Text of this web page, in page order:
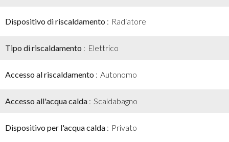
Dispositivo di riscaldamento Radiatore
Tipo di riscaldamento Elettrico
Accesso al riscaldamento Autonomo
Accesso all'acqua calda Scaldabagno
Dispositivo per l'acqua calda Privato